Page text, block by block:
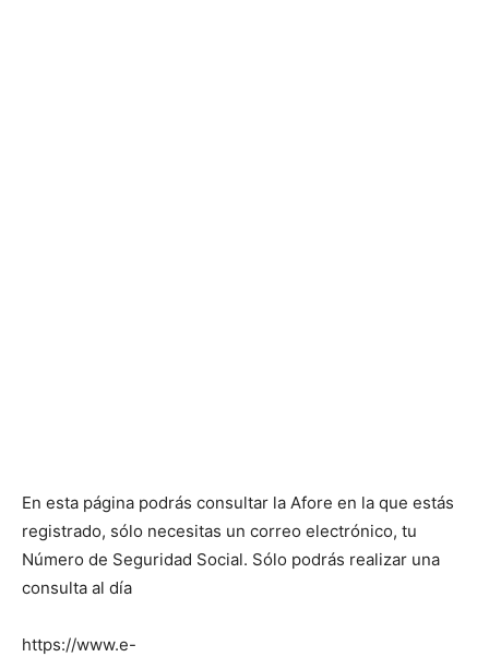
En esta página podrás consultar la Afore en la que estás
registrado, sólo necesitas un correo electrónico, tu
Número de Seguridad Social. Sólo podrás realizar una
consulta al día
https://www.e-